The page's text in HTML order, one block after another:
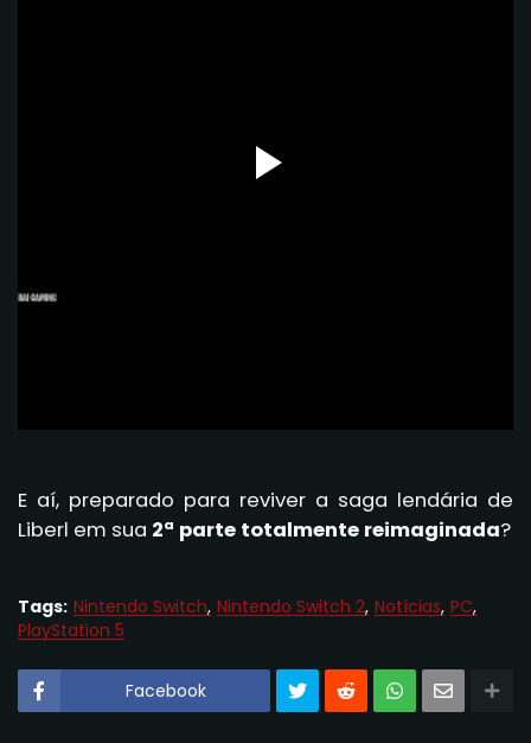
E aí, preparado para reviver a saga lendária de
Liberl em sua 2ª parte totalmente reimaginada?
Tags: Nintendo Switch Nintendo Switch 2 Notícias PC
PlayStation 5
Facebook